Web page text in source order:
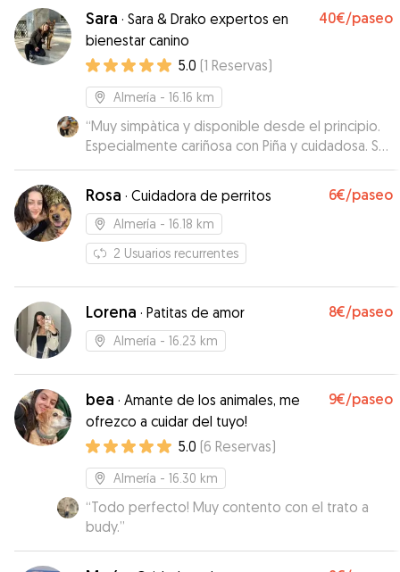
Sara · Sara & Drako expertos en
bienestar canino
40€/paseo
5.0 (1 Reservas)
Almería - 16.16 km
“Muy simpàtica y disponible desde el principio.
Especialmente cariñosa con Piña y cuidadosa. Se
nota que le encantan los animales.”
Rosa · Cuidadora de perritos 6€/paseo
Almería - 16.18 km
2 Usuarios recurrentes
Lorena · Patitas de amor 8€/paseo
Almería - 16.23 km
bea · Amante de los animales, me
ofrezco a cuidar del tuyo!
9€/paseo
5.0 (6 Reservas)
Almería - 16.30 km
“Todo perfecto! Muy contento con el trato a
budy.”